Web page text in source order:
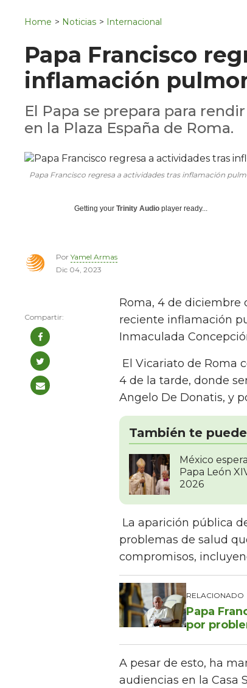
Home > Noticias > Internacional
Papa Francisco
inflamación
El Papa se prepara para
en la Plaza España de Roma.
Papa Francisco regresa a actividades tras inflamación
Getting your Trinity Audio player ready...
Por Yamel Armas
Dic 04, 2023
Roma, 4 de diciembre
reciente inflamación
Inmaculada
El Vicariato de Roma
4 de la tarde, donde
Angelo De Donatis, y
También te
México
Papa León
2026
La aparición pública
problemas de salud
compromisos,
RELACIONADO
Papa
por
A pesar de esto, ha
audiencias en la Casa